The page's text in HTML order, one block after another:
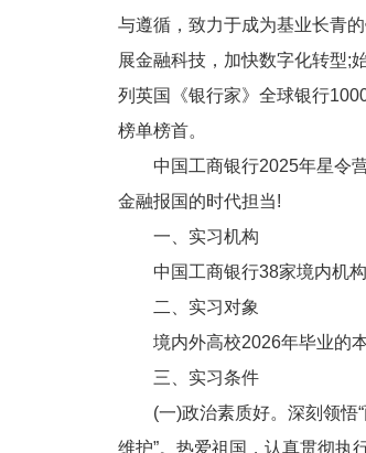
与遵循，致力于成为基业长青
展金融科技，加快数字化转型;
列英国《银行家》全球银行
榜单榜首。
中国工商银行2025年星令营
金融报国的时代担当!
一、实习机构
中国工商银行38家境内机构
二、实习对象
境内外高校2026年毕业的本
三、实习条件
(一)政治素质好。深刻领悟“
维护”。热爱祖国，认真贯彻执